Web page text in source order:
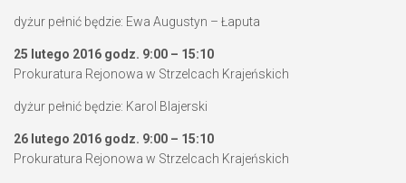
dyżur pełnić będzie: Ewa Augustyn – Łaputa
25 lutego 2016 godz. 9:00 – 15:10
Prokuratura Rejonowa w Strzelcach Krajeńskich
dyżur pełnić będzie: Karol Blajerski
26 lutego 2016 godz. 9:00 – 15:10
Prokuratura Rejonowa w Strzelcach Krajeńskich